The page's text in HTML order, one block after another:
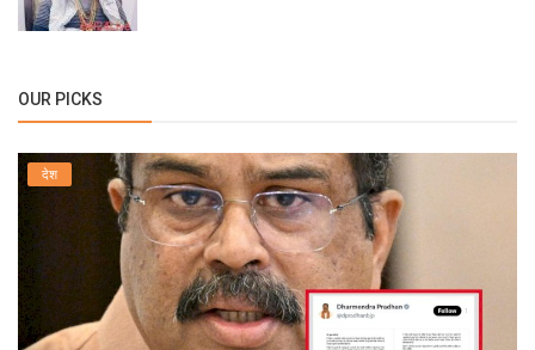
OUR PICKS
देश